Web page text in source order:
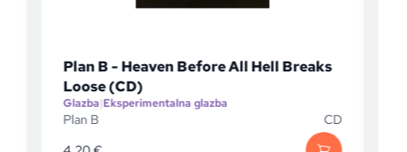
Plan B - Heaven Before All Hell Breaks
Loose (CD)
Glazba|Eksperimentalna glazba
Plan B
CD